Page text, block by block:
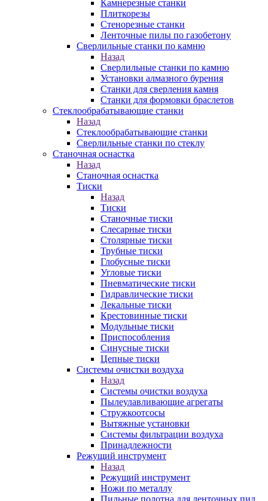
Камнерезные станки
Плиткорезы
Стенорезные станки
Ленточные пилы по газобетону
Сверлильные станки по камню
Назад
Сверлильные станки по камню
Установки алмазного бурения
Станки для сверления камня
Станки для формовки браслетов
Стеклообрабатывающие станки
Назад
Стеклообрабатывающие станки
Сверлильные станки по стеклу
Станочная оснастка
Назад
Станочная оснастка
Тиски
Назад
Тиски
Станочные тиски
Слесарные тиски
Столярные тиски
Трубные тиски
Глобусные тиски
Угловые тиски
Пневматические тиски
Гидравлические тиски
Лекальные тиски
Крестовинные тиски
Модульные тиски
Приспособления
Синусные тиски
Цепные тиски
Системы очистки воздуха
Назад
Системы очистки воздуха
Пылеулавливающие агрегаты
Стружкоотсосы
Вытяжные установки
Системы фильтрации воздуха
Принадлежности
Режущий инструмент
Назад
Режущий инструмент
Ножи по металлу
Пильные полотна для ленточных пил